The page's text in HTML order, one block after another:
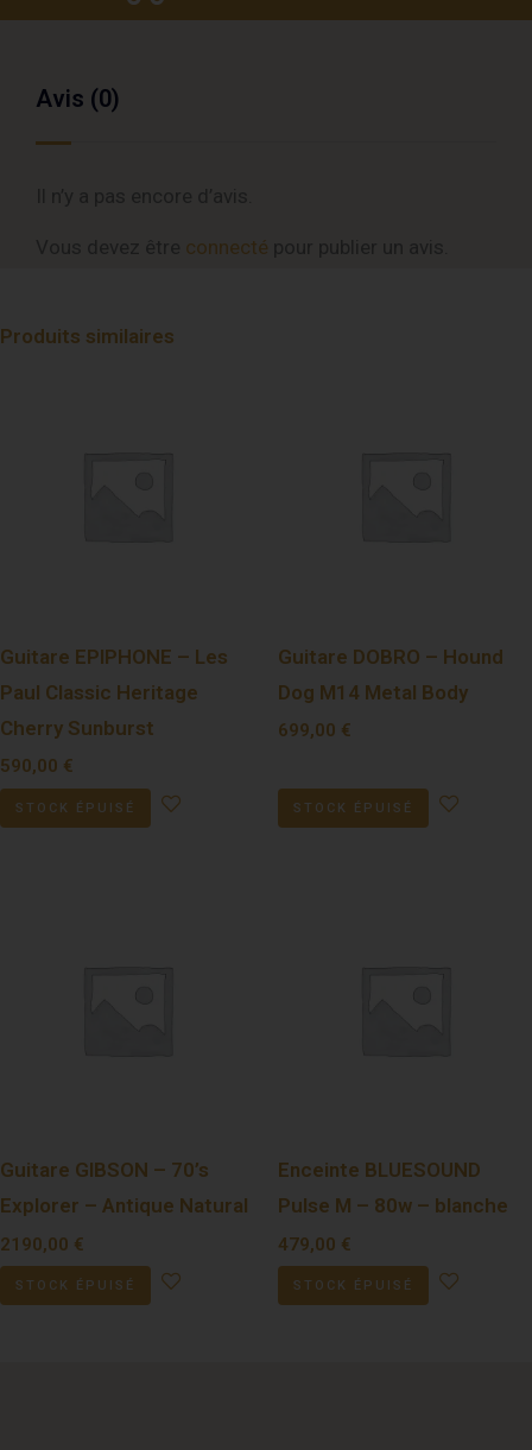
Avis (0)
connecté
Produits similaires
Guitare EPIPHONE – Les
Paul Classic Heritage
Cherry Sunburst
590,00 €
STOCK ÉPUISÉ
Guitare DOBRO – Hound
Dog M14 Metal Body
699,00 €
STOCK ÉPUISÉ
Guitare GIBSON – 70’s
Explorer – Antique Natural
2190,00 €
STOCK ÉPUISÉ
Enceinte BLUESOUND
Pulse M – 80w – blanche
479,00 €
STOCK ÉPUISÉ